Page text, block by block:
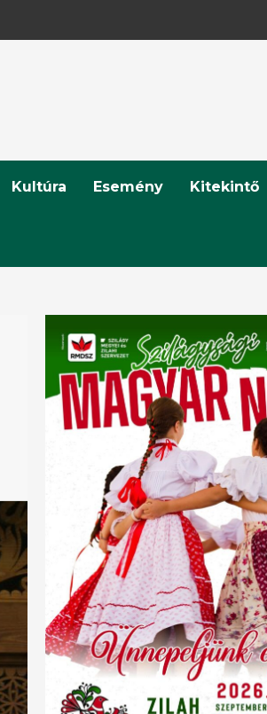
Kultúra Esemény Kitekintő